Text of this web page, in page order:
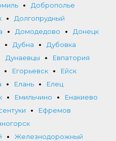
Доброполье
Долгопрудный
Домодедово
Донецк
Дубна
Дубовка
Дунаевцы
Евпатория
Егорьевск
Ейск
Елань
Елец
Емильчино
Енакиево
Ефремов
Железнодорожный